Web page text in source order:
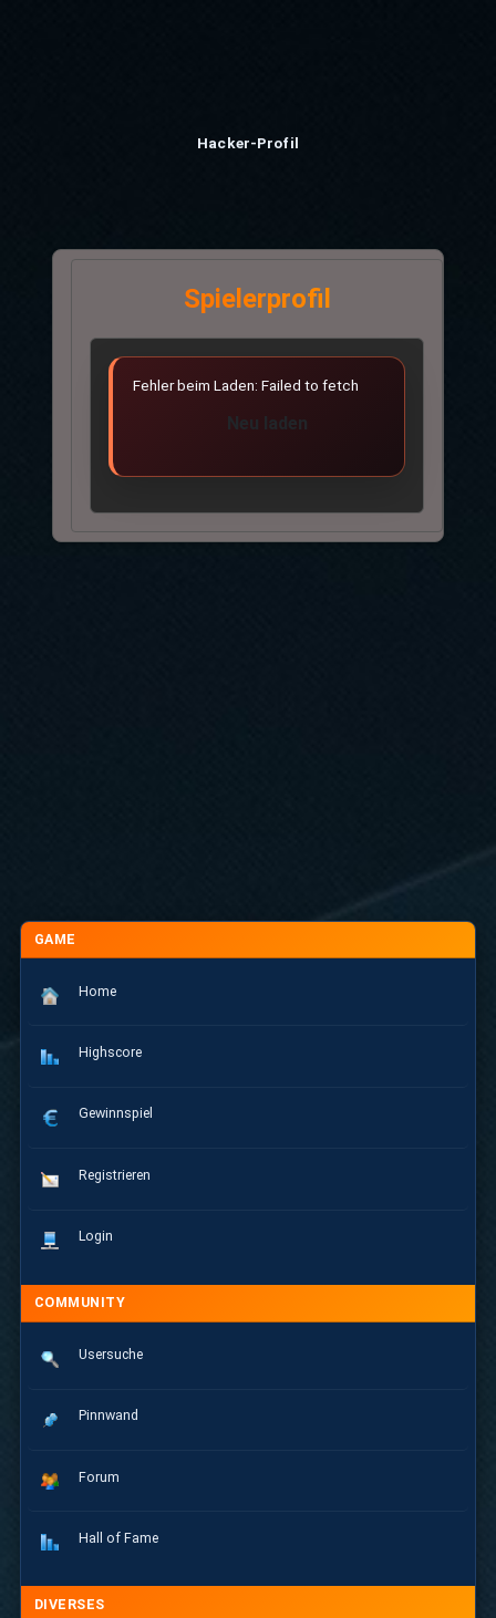
Hacker-Profil
GAME
Home
Highscore
Gewinnspiel
Registrieren
Login
COMMUNITY
Usersuche
Pinnwand
Forum
Hall of Fame
DIVERSES
Spielerprofil
Fehler beim Laden: Failed to fetch
Neu laden